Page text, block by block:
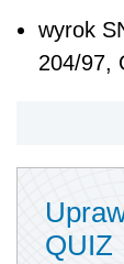
wyrok
204/97,
QUIZ